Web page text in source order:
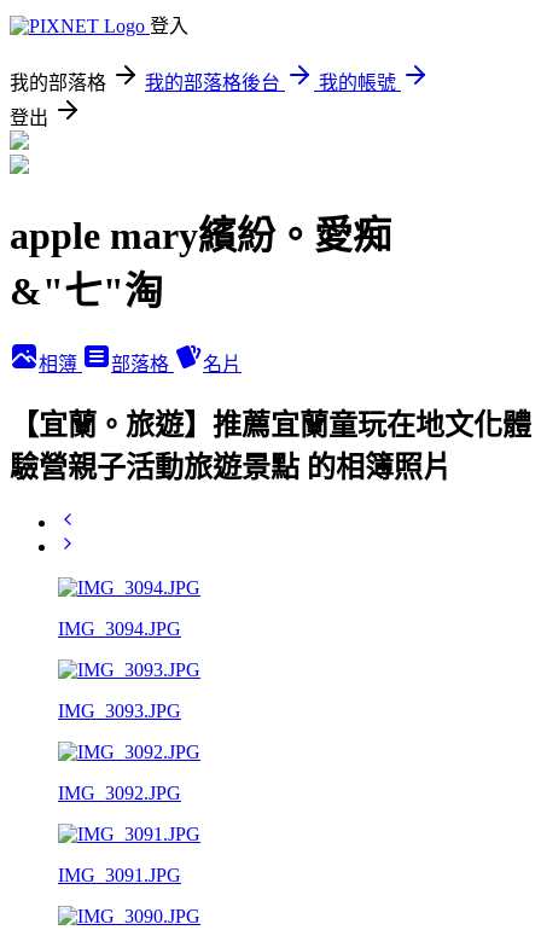
登入
我的部落格 我的部落格後台
我的帳號
登出
apple mary繽紛。愛痴
&"七"淘
相簿 部落格 名片
【宜蘭。旅遊】推薦宜蘭童玩在地文化體
驗營親子活動旅遊景點 的相簿照片
IMG_3094.JPG
IMG_3093.JPG
IMG_3092.JPG
IMG_3091.JPG